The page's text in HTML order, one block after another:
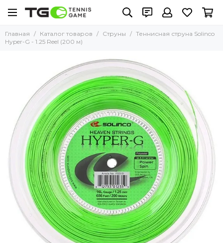
Главная Каталог товаров Струны
Теннисная струна Solinco
Hyper-G - 1.25 Reel (200 м)